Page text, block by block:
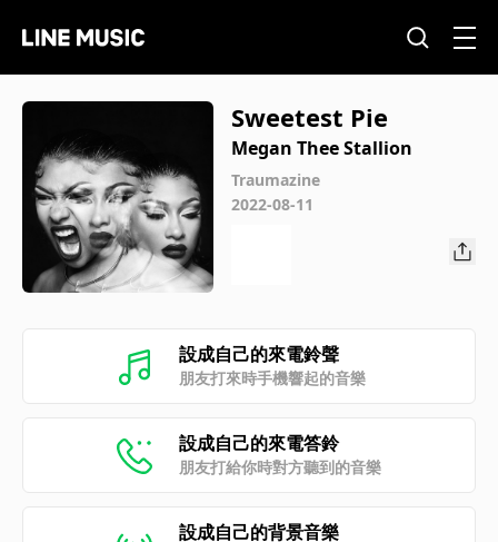
Sweetest Pie
Megan Thee Stallion
Traumazine
2022-08-11
設成自己的來電鈴聲
朋友打來時手機響起的音樂
設成自己的來電答鈴
朋友打給你時對方聽到的音樂
設成自己的背景音樂